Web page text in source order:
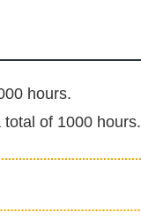
hours.
of 1000 hours.